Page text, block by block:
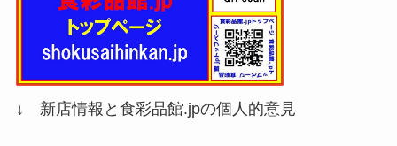
↓ 新店情報と食彩品館.jpの個人的意見